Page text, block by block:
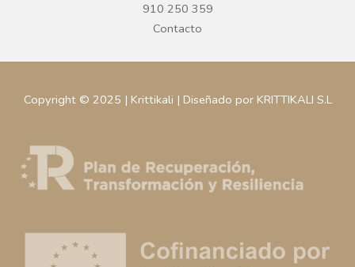
910 250 359
Contacto
Copyright © 2025 | Krittikali | Diseñado por KRITTIKALI S.L